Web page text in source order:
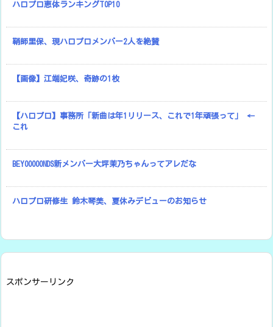
ハロプロ恵体ランキングTOP10
鞘師里保、現ハロプロメンバー2人を絶賛
【画像】江端妃咲、奇跡の1枚
【ハロプロ】事務所「新曲は年1リリース、これで1年頑張って」 ←
これ
BEYOOOOONDS新メンバー大坪茉乃ちゃんってアレだな
ハロプロ研修生 鈴木琴美、夏休みデビューのお知らせ
スポンサーリンク